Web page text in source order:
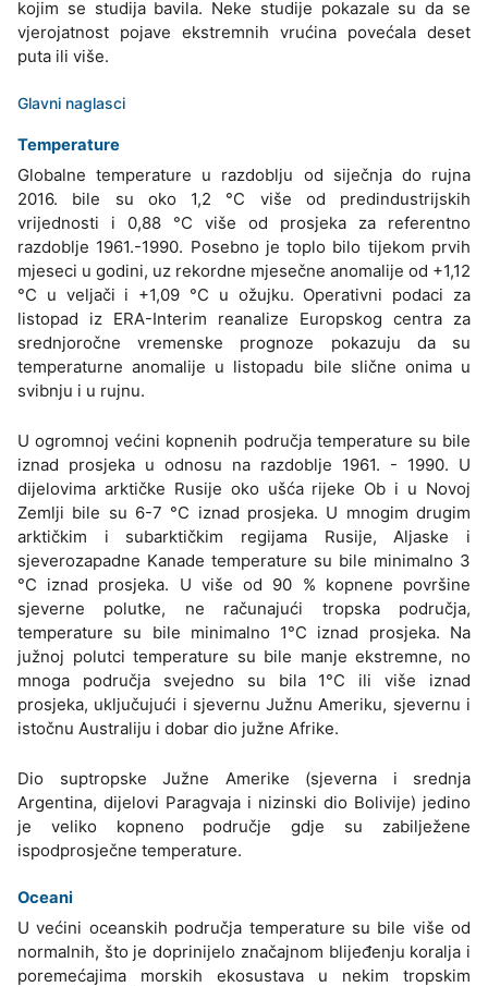
kojim se studija bavila. Neke studije pokazale su da se
vjerojatnost pojave ekstremnih vrućina povećala deset
puta ili više.
Glavni naglasci
Temperature
Globalne temperature u razdoblju od siječnja do rujna
2016. bile su oko 1,2 °C više od predindustrijskih
vrijednosti i 0,88 °C više od prosjeka za referentno
razdoblje 1961.-1990. Posebno je toplo bilo tijekom prvih
mjeseci u godini, uz rekordne mjesečne anomalije od +1,12
°C u veljači i +1,09 °C u ožujku. Operativni podaci za
listopad iz ERA-Interim reanalize Europskog centra za
srednjoročne vremenske prognoze pokazuju da su
temperaturne anomalije u listopadu bile slične onima u
svibnju i u rujnu.
U ogromnoj većini kopnenih područja temperature su bile
iznad prosjeka u odnosu na razdoblje 1961. - 1990. U
dijelovima arktičke Rusije oko ušća rijeke Ob i u Novoj
Zemlji bile su 6-7 °C iznad prosjeka. U mnogim drugim
arktičkim i subarktičkim regijama Rusije, Aljaske i
sjeverozapadne Kanade temperature su bile minimalno 3
°C iznad prosjeka. U više od 90 % kopnene površine
sjeverne polutke, ne računajući tropska područja,
temperature su bile minimalno 1°C iznad prosjeka. Na
južnoj polutci temperature su bile manje ekstremne, no
mnoga područja svejedno su bila 1°C ili više iznad
prosjeka, uključujući i sjevernu Južnu Ameriku, sjevernu i
istočnu Australiju i dobar dio južne Afrike.
Dio suptropske Južne Amerike (sjeverna i srednja
Argentina, dijelovi Paragvaja i nizinski dio Bolivije) jedino
je veliko kopneno područje gdje su zabilježene
ispodprosječne temperature.
Oceani
U većini oceanskih područja temperature su bile više od
normalnih, što je doprinijelo značajnom blijeđenju koralja i
poremećajima morskih ekosustava u nekim tropskim